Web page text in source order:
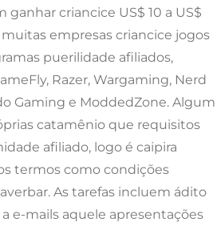
criancice US$ 10 a US$
empresas criancice jogos
puerilidade afiliados,
Razer, Wargaming, Nerd
Gaming e ModdedZone. Algum
catamênio que requisitos
afiliado, logo é caipira
termos como condições
As tarefas incluem ádito
e-mails aquele apresentações